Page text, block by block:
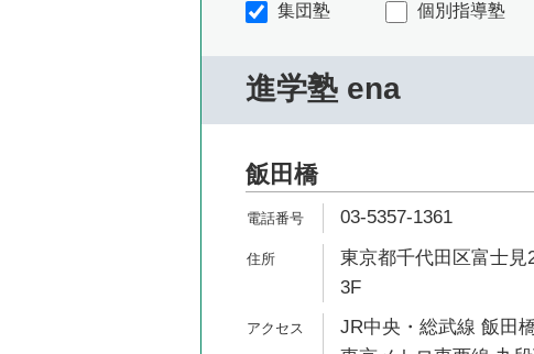
集団塾 個別指導塾
進学塾 ena
飯田橋
03-5357-1361
東京都千代田区富士
3F
JR中央・総武線 飯田